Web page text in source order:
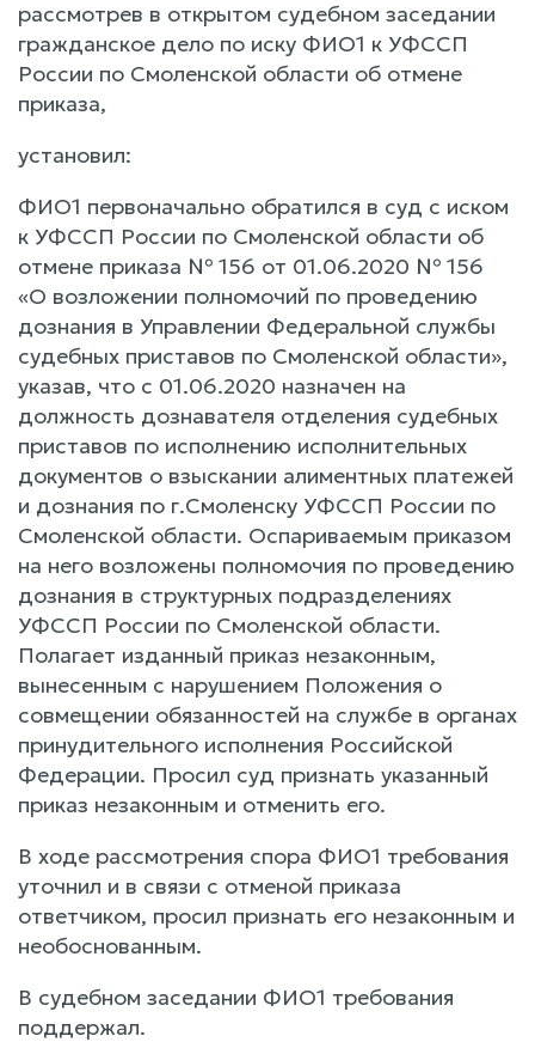
рассмотрев в открытом судебном заседании
гражданское дело по иску ФИО1 к УФССП
России по Смоленской области об отмене
приказа,
установил:
ФИО1 первоначально обратился в суд с иском
к УФССП России по Смоленской области об
отмене приказа № 156 от 01.06.2020 № 156
«О возложении полномочий по проведению
дознания в Управлении Федеральной службы
судебных приставов по Смоленской области»,
указав, что с 01.06.2020 назначен на
должность дознавателя отделения судебных
приставов по исполнению исполнительных
документов о взыскании алиментных платежей
и дознания по г.Смоленску УФССП России по
Смоленской области. Оспариваемым приказом
на него возложены полномочия по проведению
дознания в структурных подразделениях
УФССП России по Смоленской области.
Полагает изданный приказ незаконным,
вынесенным с нарушением Положения о
совмещении обязанностей на службе в органах
принудительного исполнения Российской
Федерации. Просил суд признать указанный
приказ незаконным и отменить его.
В ходе рассмотрения спора ФИО1 требования
уточнил и в связи с отменой приказа
ответчиком, просил признать его незаконным и
необоснованным.
В судебном заседании ФИО1 требования
поддержал.